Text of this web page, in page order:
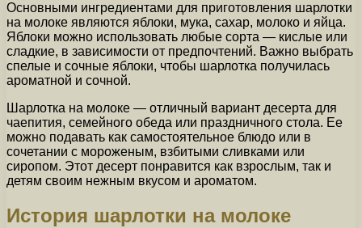
Основными ингредиентами для приготовления шарлотки
на молоке являются яблоки, мука, сахар, молоко и яйца.
Яблоки можно использовать любые сорта — кислые или
сладкие, в зависимости от предпочтений. Важно выбрать
спелые и сочные яблоки, чтобы шарлотка получилась
ароматной и сочной.
Шарлотка на молоке — отличный вариант десерта для
чаепития, семейного обеда или праздничного стола. Ее
можно подавать как самостоятельное блюдо или в
сочетании с мороженым, взбитыми сливками или
сиропом. Этот десерт понравится как взрослым, так и
детям своим нежным вкусом и ароматом.
История шарлотки на молоке